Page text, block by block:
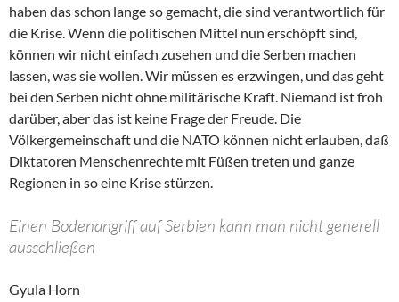
haben das schon lange so gemacht, die sind verantwortlich für
die Krise. Wenn die politischen Mittel nun erschöpft sind,
können wir nicht einfach zusehen und die Serben machen
lassen, was sie wollen. Wir müssen es erzwingen, und das geht
bei den Serben nicht ohne militärische Kraft. Niemand ist froh
darüber, aber das ist keine Frage der Freude. Die
Völkergemeinschaft und die NATO können nicht erlauben, daß
Diktatoren Menschenrechte mit Füßen treten und ganze
Regionen in so eine Krise stürzen.
Einen Bodenangriff auf Serbien kann man nicht generell
ausschließen
Gyula Horn